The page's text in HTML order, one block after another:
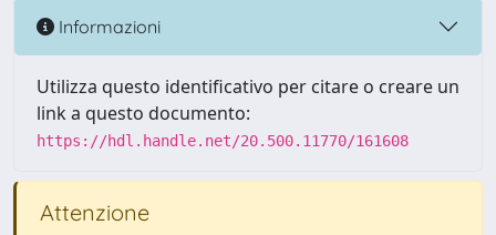
Informazioni
Utilizza questo identificativo per citare o creare un
link a questo documento:
https://hdl.handle.net/20.500.11770/161608
Attenzione